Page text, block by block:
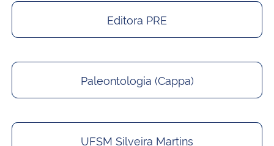
Editora PRE
Paleontologia (Cappa)
UFSM Silveira Martins